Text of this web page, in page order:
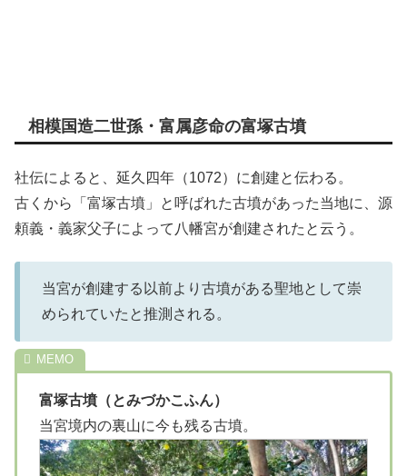
相模国造二世孫・富属彦命の富塚古墳
社伝によると、延久四年（1072）に創建と伝わる。
古くから「富塚古墳」と呼ばれた古墳があった当地に、源
頼義・義家父子によって八幡宮が創建されたと云う。
当宮が創建する以前より古墳がある聖地として崇
められていたと推測される。
富塚古墳（とみづかこふん）
当宮境内の裏山に今も残る古墳。